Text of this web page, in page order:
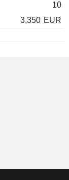
10
3,350 EUR